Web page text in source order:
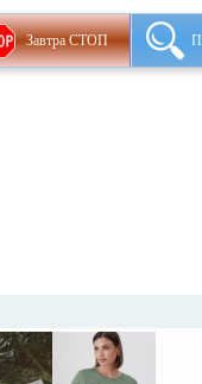
Завтра СТОП